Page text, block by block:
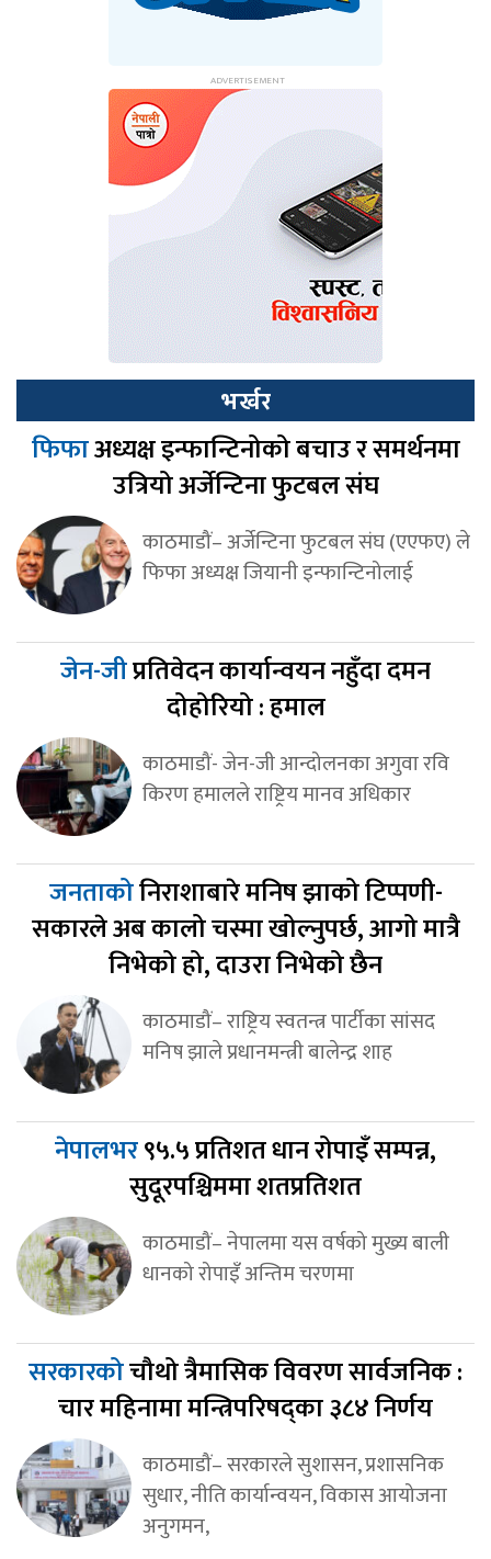
भर्खर
फिफाअध्यक्ष इन्फान्टिनोको बचाउ र समर्थनमा
उत्रियो अर्जेन्टिना फुटबल संघ
काठमाडौं– अर्जेन्टिना फुटबल संघ (एएफए) ले
फिफा अध्यक्ष जियानी इन्फान्टिनोलाई
जेन-जीप्रतिवेदन कार्यान्वयन नहुँदा दमन
दोहोरियो : हमाल
काठमाडौं- जेन-जी आन्दोलनका अगुवा रवि
किरण हमालले राष्ट्रिय मानव अधिकार
जनताकोनिराशाबारे मनिष झाको टिप्पणी-
सकारले अब कालो चस्मा खोल्नुपर्छ, आगो मात्रै
निभेको हो, दाउरा निभेको छैन
काठमाडौं– राष्ट्रिय स्वतन्त्र पार्टीका सांसद
मनिष झाले प्रधानमन्त्री बालेन्द्र शाह
नेपालभर९५.५ प्रतिशत धान रोपाइँ सम्पन्न,
सुदूरपश्चिममा शतप्रतिशत
काठमाडौं– नेपालमा यस वर्षको मुख्य बाली
धानको रोपाइँ अन्तिम चरणमा
सरकारकोचौथो त्रैमासिक विवरण सार्वजनिक :
चार महिनामा मन्त्रिपरिषद्का ३८४ निर्णय
काठमाडौं– सरकारले सुशासन, प्रशासनिक
सुधार, नीति कार्यान्वयन, विकास आयोजना
अनुगमन,